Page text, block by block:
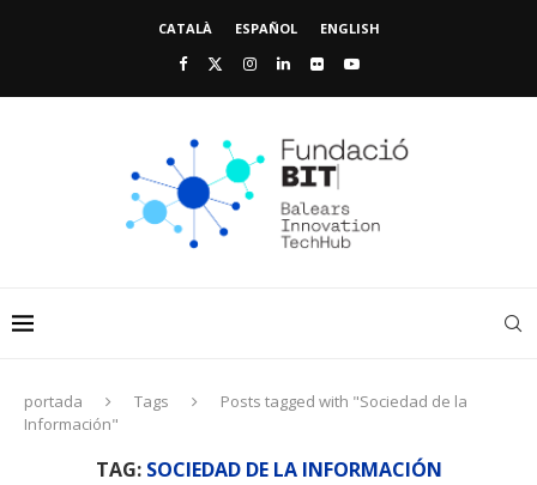
CATALÀ ESPAÑOL ENGLISH
portada Tags
Posts tagged with "Sociedad de la
Información"
TAG: SOCIEDAD DE LA INFORMACIÓN